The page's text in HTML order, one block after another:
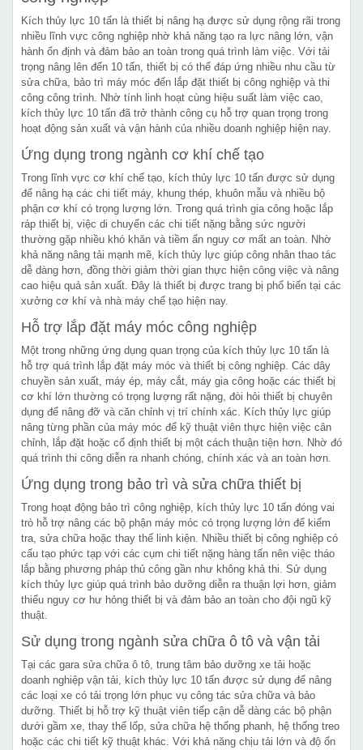
Kích thủy lực 10 tấn là thiết bị nâng hạ được sử dụng rộng rãi trong
nhiều lĩnh vực công nghiệp nhờ khả năng tạo ra lực nâng lớn, vận
hành ổn định và đảm bảo an toàn trong quá trình làm việc. Với tải
trọng nâng lên đến 10 tấn, thiết bị có thể đáp ứng nhiều nhu cầu từ
sửa chữa, bảo trì máy móc đến lắp đặt thiết bị công nghiệp và thi
công công trình. Nhờ tính linh hoạt cùng hiệu suất làm việc cao,
kích thủy lực 10 tấn đã trở thành công cụ hỗ trợ quan trọng trong
hoạt động sản xuất và vận hành của nhiều doanh nghiệp hiện nay.
Ứng dụng trong ngành cơ khí chế tạo
Trong lĩnh vực cơ khí chế tạo, kích thủy lực 10 tấn được sử dụng
để nâng hạ các chi tiết máy, khung thép, khuôn mẫu và nhiều bộ
phận cơ khí có trọng lượng lớn. Trong quá trình gia công hoặc lắp
ráp thiết bị, việc di chuyển các chi tiết nặng bằng sức người
thường gặp nhiều khó khăn và tiềm ẩn nguy cơ mất an toàn. Nhờ
khả năng nâng tải mạnh mẽ, kích thủy lực giúp công nhân thao tác
dễ dàng hơn, đồng thời giảm thời gian thực hiện công việc và nâng
cao hiệu quả sản xuất. Đây là thiết bị được trang bị phổ biến tại các
xưởng cơ khí và nhà máy chế tạo hiện nay.
Hỗ trợ lắp đặt máy móc công nghiệp
Một trong những ứng dụng quan trọng của kích thủy lực 10 tấn là
hỗ trợ quá trình lắp đặt máy móc và thiết bị công nghiệp. Các dây
chuyền sản xuất, máy ép, máy cắt, máy gia công hoặc các thiết bị
cơ khí lớn thường có trọng lượng rất nặng, đòi hỏi thiết bị chuyên
dụng để nâng đỡ và căn chỉnh vị trí chính xác. Kích thủy lực giúp
nâng từng phần của máy móc để kỹ thuật viên thực hiện việc cân
chỉnh, lắp đặt hoặc cố định thiết bị một cách thuận tiện hơn. Nhờ đó
quá trình thi công diễn ra nhanh chóng, chính xác và an toàn hơn.
Ứng dụng trong bảo trì và sửa chữa thiết bị
Trong hoạt động bảo trì công nghiệp, kích thủy lực 10 tấn đóng vai
trò hỗ trợ nâng các bộ phận máy móc có trọng lượng lớn để kiểm
tra, sửa chữa hoặc thay thế linh kiện. Nhiều thiết bị công nghiệp có
cấu tạo phức tạp với các cụm chi tiết nặng hàng tấn nên việc tháo
lắp bằng phương pháp thủ công gần như không khả thi. Sử dụng
kích thủy lực giúp quá trình bảo dưỡng diễn ra thuận lợi hơn, giảm
thiểu nguy cơ hư hỏng thiết bị và đảm bảo an toàn cho đội ngũ kỹ
thuật.
Sử dụng trong ngành sửa chữa ô tô và vận tải
Tại các gara sửa chữa ô tô, trung tâm bảo dưỡng xe tải hoặc
doanh nghiệp vận tải, kích thủy lực 10 tấn được sử dụng để nâng
các loại xe có tải trọng lớn phục vụ công tác sửa chữa và bảo
dưỡng. Thiết bị hỗ trợ kỹ thuật viên tiếp cận dễ dàng các bộ phận
dưới gầm xe, thay thế lốp, sửa chữa hệ thống phanh, hệ thống treo
hoặc các chi tiết kỹ thuật khác. Với khả năng chịu tải lớn và độ ổn